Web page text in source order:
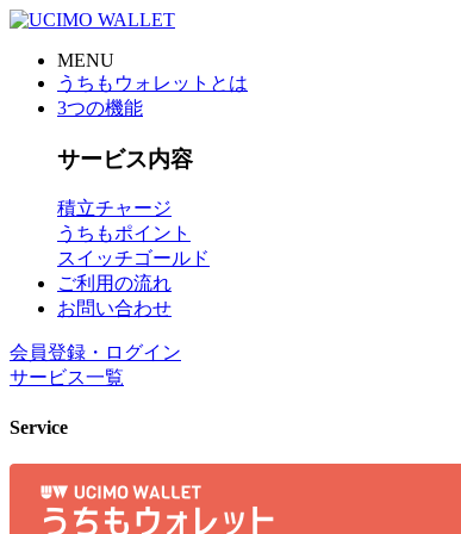
MENU
うちもウォレットとは
3つの機能
サービス内容
積立チャージ
うちもポイント
スイッチゴールド
ご利用の流れ
お問い合わせ
会員登録・ログイン
サービス一覧
Service